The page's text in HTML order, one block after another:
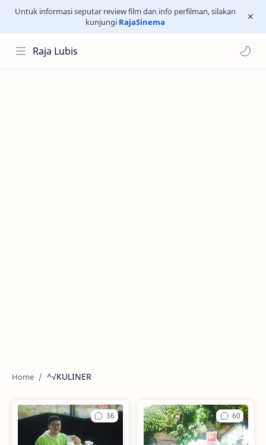
Untuk informasi seputar review film dan info perfilman, silakan
kunjungi RajaSinema
Raja Lubis
^√KULINER